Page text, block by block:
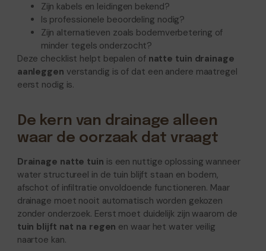
Zijn kabels en leidingen bekend?
Is professionele beoordeling nodig?
Zijn alternatieven zoals bodemverbetering of
minder tegels onderzocht?
Deze checklist helpt bepalen of natte tuin drainage
aanleggen verstandig is of dat een andere maatregel
eerst nodig is.
De kern van drainage alleen
waar de oorzaak dat vraagt
Drainage natte tuin is een nuttige oplossing wanneer
water structureel in de tuin blijft staan en bodem,
afschot of infiltratie onvoldoende functioneren. Maar
drainage moet nooit automatisch worden gekozen
zonder onderzoek. Eerst moet duidelijk zijn waarom de
tuin blijft nat na regen en waar het water veilig
naartoe kan.